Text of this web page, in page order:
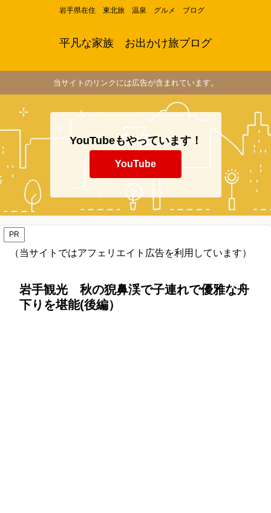
岩手県在住 東北旅 温泉 グルメ ブログ
平凡な家族 お出かけ旅ブログ
当サイトのリンクには広告が含まれています。
YouTubeもやっています！
YouTube
PR
（当サイトではアフェリエイト広告を利用しています）
岩手観光 秋の猊鼻渓で子連れで優雅な舟
下りを堪能(後編）